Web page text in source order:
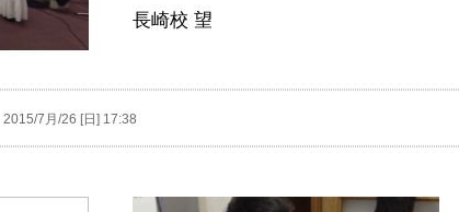
長崎校 望
2015/7月/26 [日] 17:38